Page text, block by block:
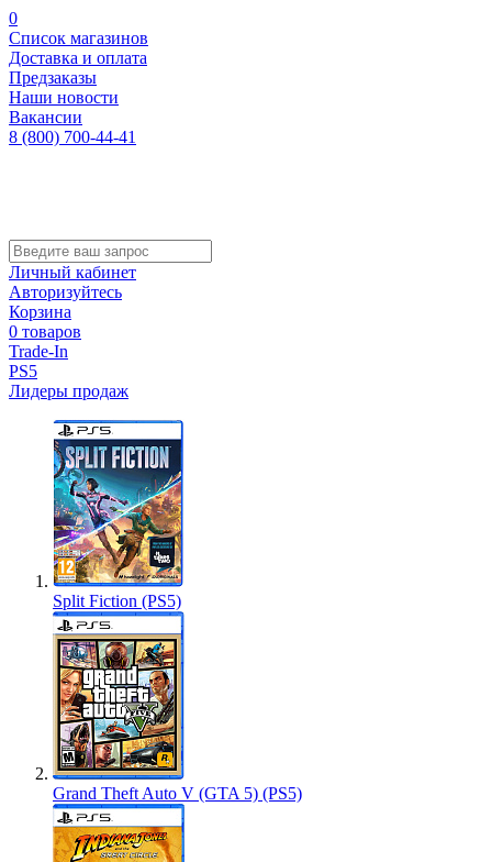
0
Список магазинов
Доставка и оплата
Предзаказы
Наши новости
Вакансии
8 (800) 700-44-41
Личный кабинет
Авторизуйтесь
Корзина
0 товаров
Trade-In
PS5
Лидеры продаж
Split Fiction (PS5)
Grand Theft Auto V (GTA 5) (PS5)